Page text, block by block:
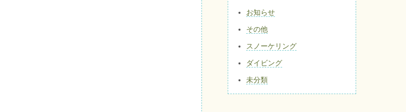
お知らせ
その他
スノーケリング
ダイビング
未分類